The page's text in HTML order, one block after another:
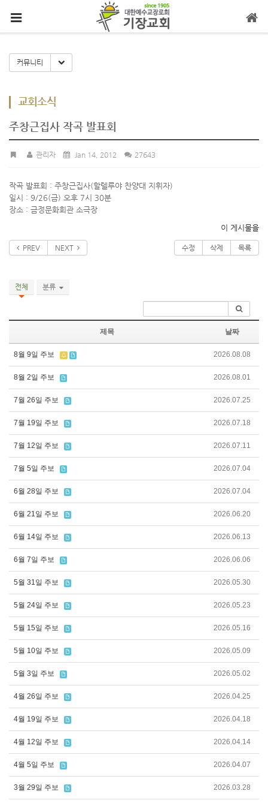
커뮤니티 Toggle Dropdown
교회소식
주창근집사 작곡 발표회
관리자 Jan 14, 2012 27643
작곡 발표회 : 주창근집사(할렐루야 찬양대 지휘자)
일시 : 9/26(금) 오후 7시 30분
장소 : 금정문화회관 소극장
이 게시물을
PREV NEXT 수정 삭제 목록
전체 분류
제목 날짜
8월 9일 주보 2026.08.08
8월 2일 주보 2026.08.01
7월 26일 주보 2026.07.25
7월 19일 주보 2026.07.18
7월 12일 주보 2026.07.11
7월 5일 주보 2026.07.04
6월 28일 주보 2026.07.04
6월 21일 주보 2026.06.20
6월 14일 주보 2026.06.13
6월 7일 주보 2026.06.06
5월 31일 주보 2026.05.30
5월 24일 주보 2026.05.23
5월 15일 주보 2026.05.16
5월 10일 주보 2026.05.09
5월 3일 주보 2026.05.02
4월 26일 주보 2026.04.25
4월 19일 주보 2026.04.18
4월 12일 주보 2026.04.14
4월 5일 주보 2026.04.07
3월 29일 주보 2026.03.28